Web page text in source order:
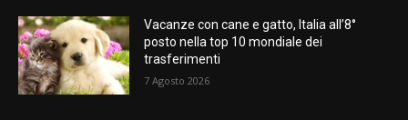
Vacanze con cane e gatto, Italia all’8°
posto nella top 10 mondiale dei
trasferimenti
7 Agosto 2026